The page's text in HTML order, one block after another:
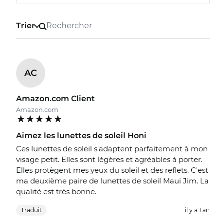
Trier
AC
Amazon.com Client
Amazon.com
Aimez les lunettes de soleil Honi
Ces lunettes de soleil s'adaptent parfaitement à mon
visage petit. Elles sont légères et agréables à porter.
Elles protègent mes yeux du soleil et des reflets. C'est
ma deuxième paire de lunettes de soleil Maui Jim. La
qualité est très bonne.
Traduit il y a 1 an